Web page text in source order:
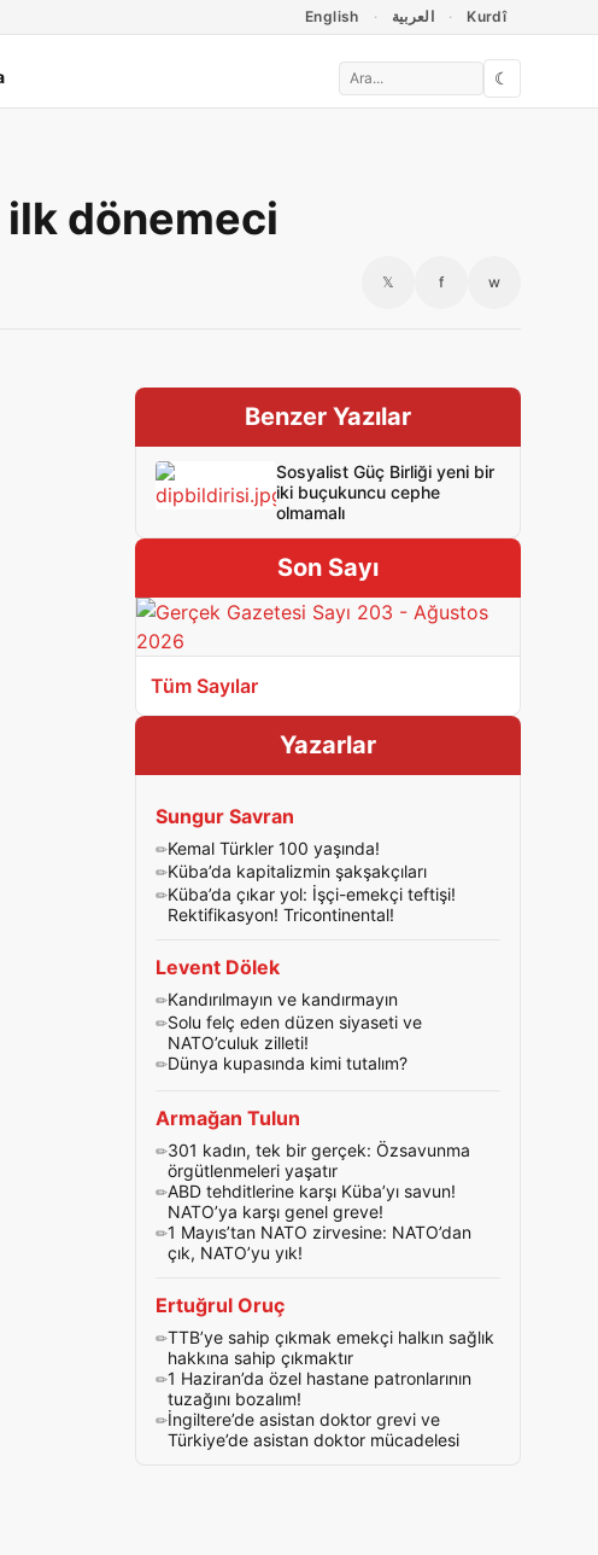
English العربية Kurdî
☾
ilk dönemeci
𝕏 f w
Benzer Yazılar
Sosyalist Güç Birliği yeni bir
iki buçukuncu cephe
olmamalı
Son Sayı
Tüm Sayılar
Yazarlar
Sungur Savran
Kemal Türkler 100 yaşında!
Küba’da kapitalizmin şakşakçıları
Küba’da çıkar yol: İşçi-emekçi teftişi!
Rektifikasyon! Tricontinental!
Levent Dölek
Kandırılmayın ve kandırmayın
Solu felç eden düzen siyaseti ve
NATO’culuk zilleti!
Dünya kupasında kimi tutalım?
Armağan Tulun
301 kadın, tek bir gerçek: Özsavunma
örgütlenmeleri yaşatır
ABD tehditlerine karşı Küba’yı savun!
NATO’ya karşı genel greve!
1 Mayıs’tan NATO zirvesine: NATO’dan
çık, NATO’yu yık!
Ertuğrul Oruç
TTB’ye sahip çıkmak emekçi halkın sağlık
hakkına sahip çıkmaktır
1 Haziran’da özel hastane patronlarının
tuzağını bozalım!
İngiltere’de asistan doktor grevi ve
Türkiye’de asistan doktor mücadelesi